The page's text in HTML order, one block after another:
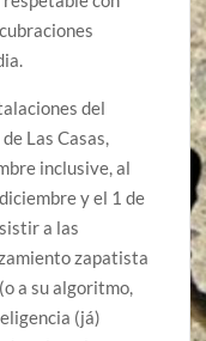
del
Las Casas,
inclusive, al
y el 1 de
a las
zapatista
a su algoritmo,
(já)